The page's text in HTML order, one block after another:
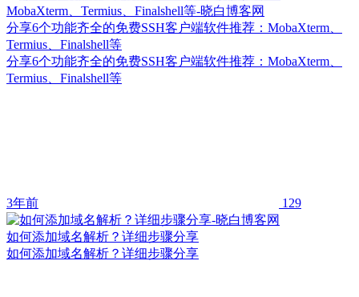
分享6个功能齐全的免费SSH客户端软件推荐：MobaXterm、
Termius、Finalshell等
分享6个功能齐全的免费SSH客户端软件推荐：MobaXterm、
Termius、Finalshell等
3年前 129
如何添加域名解析？详细步骤分享
如何添加域名解析？详细步骤分享